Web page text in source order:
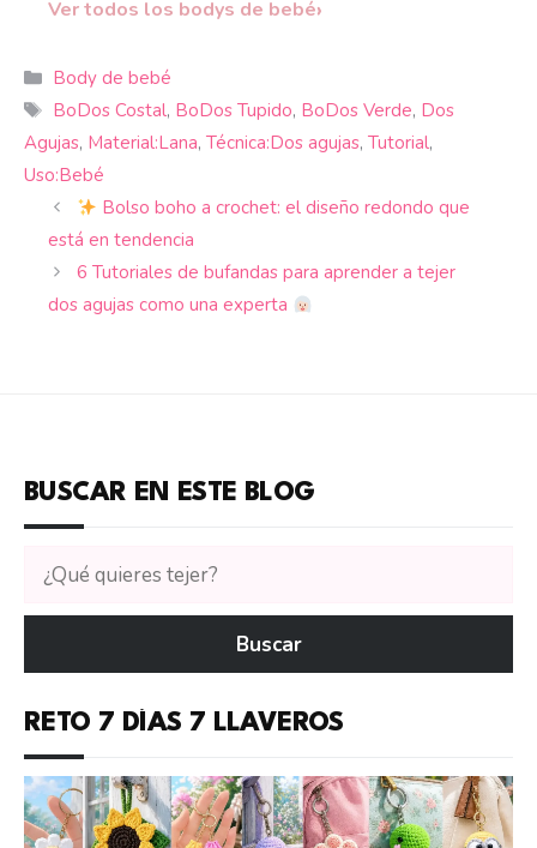
Ver todos los bodys de bebé›
Categorías
Body de bebé
Etiquetas
BoDos Costal, BoDos Tupido, BoDos Verde, Dos
Agujas, Material:Lana, Técnica:Dos agujas, Tutorial,
Uso:Bebé
Bolso boho a crochet: el diseño redondo que
está en tendencia
6 Tutoriales de bufandas para aprender a tejer
dos agujas como una experta
BUSCAR EN ESTE BLOG
Buscar
tutoriales
en
Buscar
RETO 7 DÍAS 7 LLAVEROS